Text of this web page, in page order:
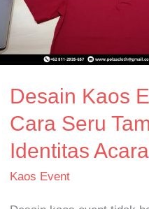
Desain Kaos
Cara Seru
Identitas
Kaos Event
Event:
Cara
Identitas
Kamu!